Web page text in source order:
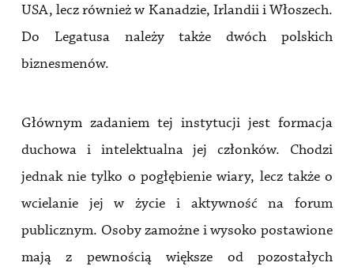
USA, lecz również w Kanadzie, Irlandii i Włoszech.
Do Legatusa należy także dwóch polskich
biznesmenów.
Głównym zadaniem tej instytucji jest formacja
duchowa i intelektualna jej członków. Chodzi
jednak nie tylko o pogłębienie wiary, lecz także o
wcielanie jej w życie i aktywność na forum
publicznym. Osoby zamożne i wysoko postawione
mają z pewnością większe od pozostałych